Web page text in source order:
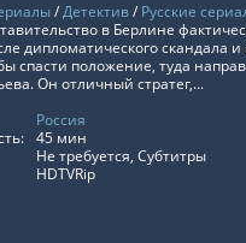
/Детектив/ Русские
в Берлине
дипломатического скандала
спасти положение, туда
Он отличный стратег,...
Россия
45 мин
Не требуется, Субтитры
HDTVRip